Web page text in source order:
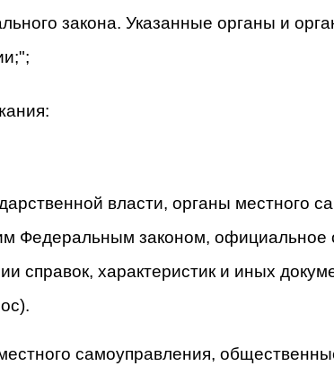
закона. Указанные органы и
власти, органы
Федеральным законом,
справок, характеристик и иных
самоуправления,